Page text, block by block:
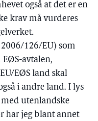
også at det er en
krav må vurderes
126/EU) som
avtalen,
EØS land skal
i andre land. I lys
utenlandske
har jeg blant annet